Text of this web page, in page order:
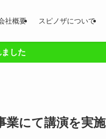
社概要 スピノザについて
した
業にて講演を実施